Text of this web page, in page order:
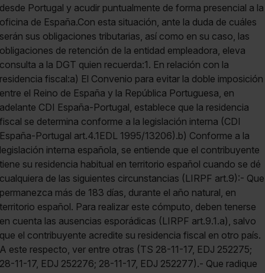
desde Portugal y acudir puntualmente de forma presencial a la
oficina de España.Con esta situación, ante la duda de cuáles
serán sus obligaciones tributarias, así como en su caso, las
obligaciones de retención de la entidad empleadora, eleva
consulta a la DGT quien recuerda:1. En relación con la
residencia fiscal:a) El Convenio para evitar la doble imposición
entre el Reino de España y la República Portuguesa, en
adelante CDI España-Portugal, establece que la residencia
fiscal se determina conforme a la legislación interna (CDI
España-Portugal art.4.1EDL 1995/13206).b) Conforme a la
legislación interna española, se entiende que el contribuyente
tiene su residencia habitual en territorio español cuando se dé
cualquiera de las siguientes circunstancias (LIRPF art.9):- Que
permanezca más de 183 días, durante el año natural, en
territorio español. Para realizar este cómputo, deben tenerse
en cuenta las ausencias esporádicas (LIRPF art.9.1.a), salvo
que el contribuyente acredite su residencia fiscal en otro país.
A este respecto, ver entre otras (TS 28-11-17, EDJ 252275;
28-11-17, EDJ 252276; 28-11-17, EDJ 252277).- Que radique